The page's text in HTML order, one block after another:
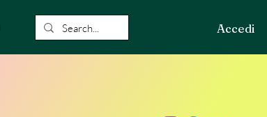
Accedi